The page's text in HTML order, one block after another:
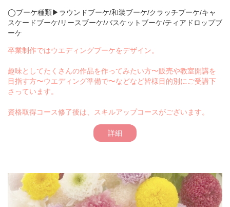
◯ブーケ種類▶︎ラウンドブーケ/和装ブーケ/クラッチブーケ/キャ
スケードブーケ/リースブーケ/バスケットブーケ/ティアドロップブ
ーケ
卒業制作ではウエディングブーケをデザイン。
趣味としてたくさんの作品を作ってみたい方〜販売や教室開講を
目指す方〜ウエディング準備で〜などなど皆様目的別にご受講下
さっています。
資格取得コース修了後は、スキルアップコースがございます。
詳細